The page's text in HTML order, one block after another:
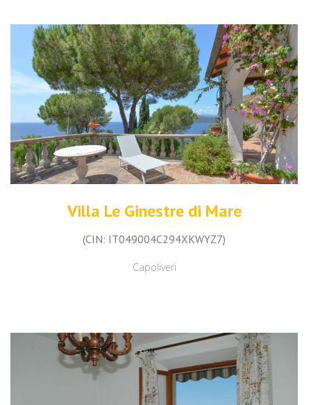
Villa Le Ginestre di Mare
(CIN: IT049004C294XKWYZ7)
Capoliveri